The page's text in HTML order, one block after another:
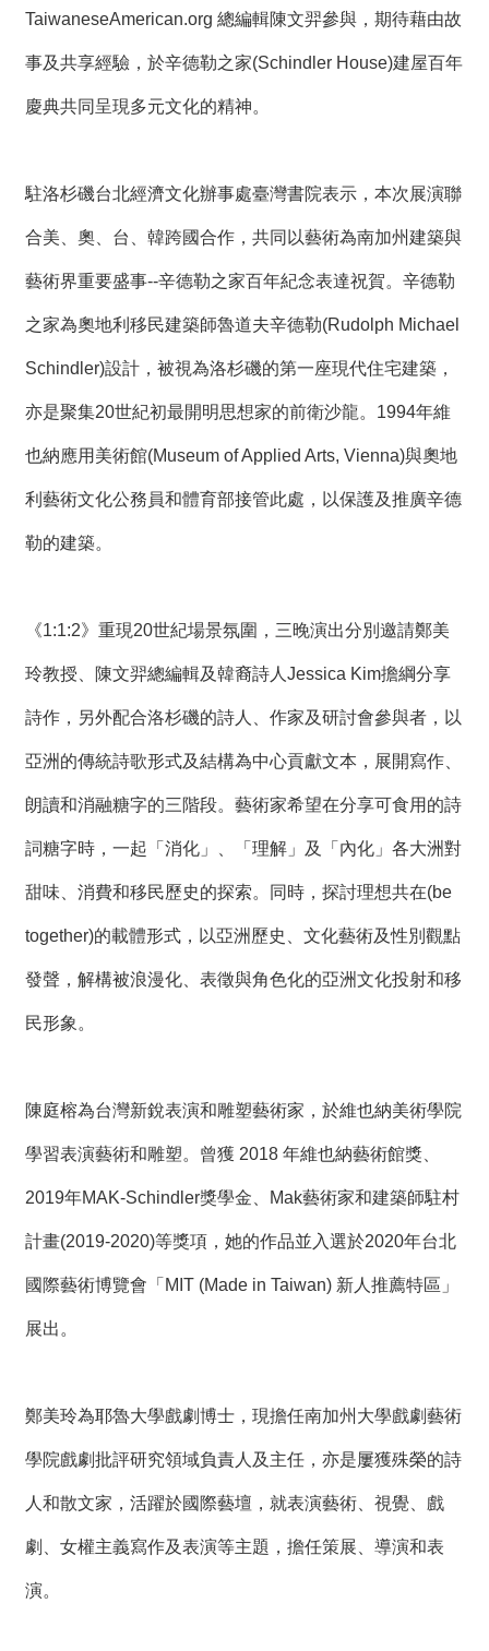
S
e
體
文
E
g
s
TaiwaneseAmerican.org 總編輯陳文羿參與，期待藉由故
事及共享經驗，於辛德勒之家(Schindler House)建屋百年
慶典共同呈現多元文化的精神。
駐洛杉磯台北經濟文化辦事處臺灣書院表示，本次展演聯
合美、奧、台、韓跨國合作，共同以藝術為南加州建築與
藝術界重要盛事--辛德勒之家百年紀念表達祝賀。辛德勒
之家為奧地利移民建築師魯道夫辛德勒(Rudolph Michael
Schindler)設計，被視為洛杉磯的第一座現代住宅建築，
亦是聚集20世紀初最開明思想家的前衛沙龍。1994年維
也納應用美術館(Museum of Applied Arts, Vienna)與奧地
利藝術文化公務員和體育部接管此處，以保護及推廣辛德
勒的建築。
《1:1:2》重現20世紀場景氛圍，三晚演出分別邀請鄭美
玲教授、陳文羿總編輯及韓裔詩人Jessica Kim擔綱分享
詩作，另外配合洛杉磯的詩人、作家及研討會參與者，以
亞洲的傳統詩歌形式及結構為中心貢獻文本，展開寫作、
朗讀和消融糖字的三階段。藝術家希望在分享可食用的詩
詞糖字時，一起「消化」、「理解」及「內化」各大洲對
甜味、消費和移民歷史的探索。同時，探討理想共在(be
together)的載體形式，以亞洲歷史、文化藝術及性別觀點
發聲，解構被浪漫化、表徵與角色化的亞洲文化投射和移
民形象。
陳庭榕為台灣新銳表演和雕塑藝術家，於維也納美術學院
學習表演藝術和雕塑。曾獲 2018 年維也納藝術館獎、
2019年MAK-Schindler獎學金、Mak藝術家和建築師駐村
計畫(2019-2020)等獎項，她的作品並入選於2020年台北
國際藝術博覽會「MIT (Made in Taiwan) 新人推薦特區」
展出。
鄭美玲為耶魯大學戲劇博士，現擔任南加州大學戲劇藝術
學院戲劇批評研究領域負責人及主任，亦是屢獲殊榮的詩
人和散文家，活躍於國際藝壇，就表演藝術、視覺、戲
劇、女權主義寫作及表演等主題，擔任策展、導演和表
演。